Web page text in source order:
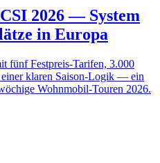
2026 — System
in Europa
fünf Festpreis-Tarifen, 3.000
klaren Saison-Logik — ein
Wohnmobil-Touren 2026.